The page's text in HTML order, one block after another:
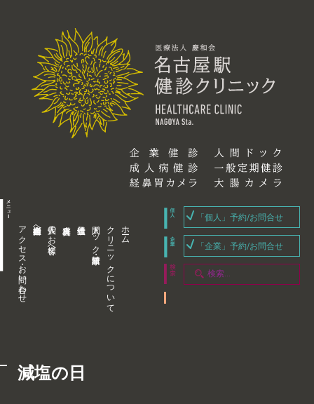
アクセス・お問い合わせ 企業内担当者様へ 個人のお客様へ 人間ドック・健康診断 クリニックについて ホーム
「個人」予約/お問合せ
「企業」予約/お問合せ
減塩の日